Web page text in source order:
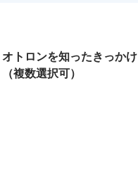
オトロンを知ったきっかけ
（複数選択可）